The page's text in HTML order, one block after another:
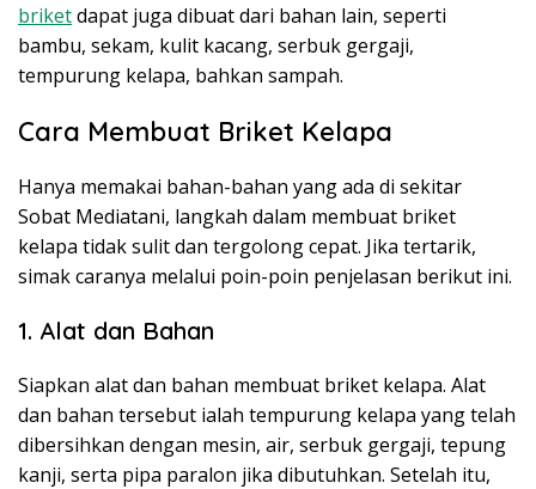
briketdapat juga dibuat dari bahan lain, seperti
bambu, sekam, kulit kacang, serbuk gergaji,
tempurung kelapa, bahkan sampah.
Cara Membuat Briket Kelapa
Hanya memakai bahan-bahan yang ada di sekitar
Sobat Mediatani, langkah dalam membuat briket
kelapa tidak sulit dan tergolong cepat. Jika tertarik,
simak caranya melalui poin-poin penjelasan berikut ini.
1. Alat dan Bahan
Siapkan alat dan bahan membuat briket kelapa. Alat
dan bahan tersebut ialah tempurung kelapa yang telah
dibersihkan dengan mesin, air, serbuk gergaji, tepung
kanji, serta pipa paralon jika dibutuhkan. Setelah itu,